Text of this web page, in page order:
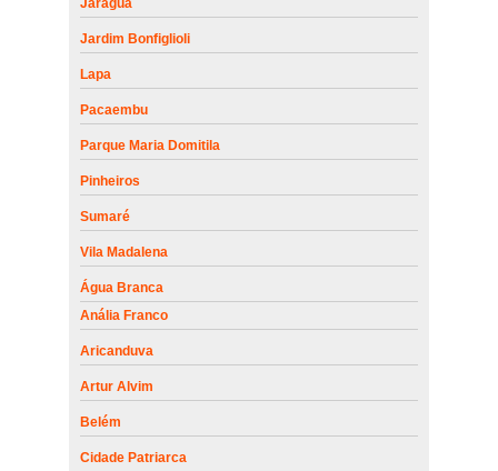
Jardim Bonfiglioli
Lapa
Pacaembu
Parque Maria Domitila
Pinheiros
Sumaré
Vila Madalena
Água Branca
Anália Franco
Aricanduva
Artur Alvim
Belém
Cidade Patriarca